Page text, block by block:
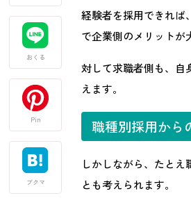
経験者を採用できれば
で企業側のメリットが
対して求職者側も、自
えます。
職種別採用から
しかしながら、たと
とも考えられます。
おくる
Pin
ブクマ